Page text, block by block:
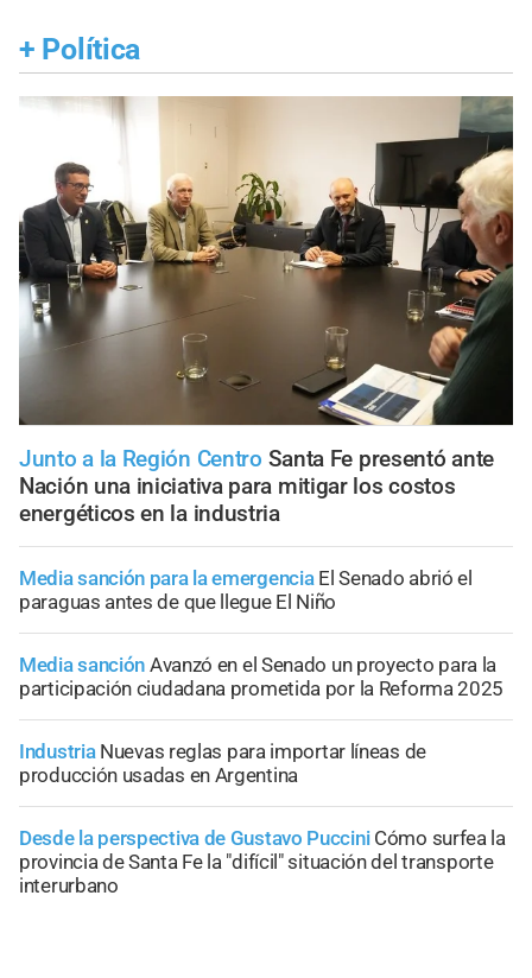
+ Política
Junto a la Región Centro Santa Fe presentó ante
Nación una iniciativa para mitigar los costos
energéticos en la industria
Media sanción para la emergencia El Senado abrió el
paraguas antes de que llegue El Niño
Media sanción Avanzó en el Senado un proyecto para la
participación ciudadana prometida por la Reforma 2025
Industria Nuevas reglas para importar líneas de
producción usadas en Argentina
Desde la perspectiva de Gustavo Puccini Cómo surfea la
provincia de Santa Fe la "difícil" situación del transporte
interurbano